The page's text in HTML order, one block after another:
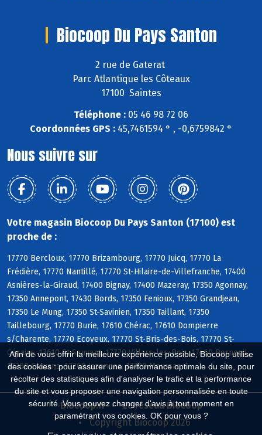
Afin de vous offrir la meilleure expérience possible, Biocoop utilise
des cookies : pour assurer une performance optimale du site, pour
récolter des statistiques afin d'analyser le trafic et la performance
du site et vous proposer une navigation personnalisée en toute
sécurité. Vous pouvez changer d'avis à tout moment en
paramétrant vos cookies. OK pour vous ?
Biocoop Du Pays Santon
2 rue de Gaterat
Parc Atlantique les Côteaux
17100 Saintes
Téléphone : 05 46 98 72 06
Coordonnées GPS : 45,7461594 ° , -0,6759842 °
Nous suivre sur
Votre magasin Biocoop Du Pays Santon (17100) est
proche de :
17770 Bercloux, 17770 Brizambourg, 17770 Juicq, 17770 La
Frédière, 17770 Nantillé, 17770 St-Hilaire-de-Villefranche, 17400
Asnières-la-Giraud, 17400 Bignay, 17400 Mazeray, 17350 Agonnay,
17350 Annepont, 17430 Bords, 17350 Fenioux, 17350 Grandjean,
17350 Le Mung, 17350 St-Savinien, 17350 Taillant, 17350
Taillebourg, 17770 Burie, 17610 Chérac, 17610 Dompierre
s/Charente, 17770 Ecoyeux, 17770 St-Bris-des-Bois, 17770 St-
Césaire, 17610 St-Sauvant, 17770 Villars-les-Bois, 17460 Berneuil,
17260 Cravans, 17260 Jazennes, 17120 Meursac
Biocoop.fr
Le réseau Biocoop
Copyright Biocoop 2026